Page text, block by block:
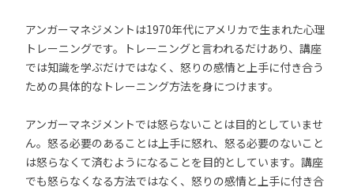
アンガーマネジメントは1970年代にアメリカで生まれた心理
トレーニングです。トレーニングと言われるだけあり、講座
では知識を学ぶだけではなく、怒りの感情と上手に付き合う
ための具体的なトレーニング方法を身につけます。
アンガーマネジメントでは怒らないことは目的としていませ
ん。怒る必要のあることは上手に怒れ、怒る必要のないこと
は怒らなくて済むようになることを目的としています。講座
でも怒らなくなる方法ではなく、怒りの感情と上手に付き合